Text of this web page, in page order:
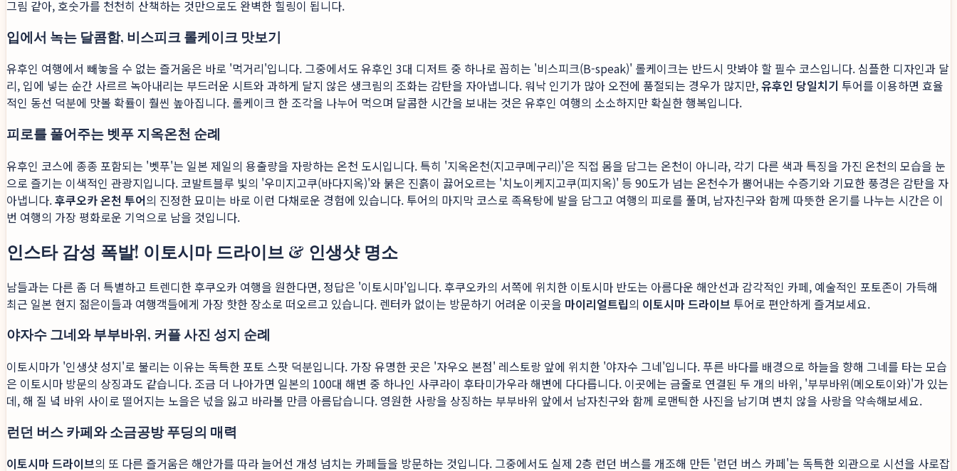
그림 같아, 호숫가를 천천히 산책하는 것만으로도 완벽한 힐링이 됩니다.
입에서 녹는 달콤함, 비스피크 롤케이크 맛보기
유후인 여행에서 빼놓을 수 없는 즐거움은 바로 '먹거리'입니다. 그중에서도 유후인 3대 디저트 중 하나로 꼽히는 '비스피크(B-speak)' 롤케이크는 반드시 맛봐야 할 필수 코스입니다. 심플한 디자인과 달
리, 입에 넣는 순간 사르르 녹아내리는 부드러운 시트와 과하게 달지 않은 생크림의 조화는 감탄을 자아냅니다. 워낙 인기가 많아 오전에 품절되는 경우가 많지만,유후인 당일치기 투어를 이용하면 효율
적인 동선 덕분에 맛볼 확률이 훨씬 높아집니다. 롤케이크 한 조각을 나누어 먹으며 달콤한 시간을 보내는 것은 유후인 여행의 소소하지만 확실한 행복입니다.
피로를 풀어주는 벳푸 지옥온천 순례
유후인 코스에 종종 포함되는 '벳푸'는 일본 제일의 용출량을 자랑하는 온천 도시입니다. 특히 '지옥온천(지고쿠메구리)'은 직접 몸을 담그는 온천이 아니라, 각기 다른 색과 특징을 가진 온천의 모습을 눈
으로 즐기는 이색적인 관광지입니다. 코발트블루 빛의 '우미지고쿠(바다지옥)'와 붉은 진흙이 끓어오르는 '치노이케지고쿠(피지옥)' 등 90도가 넘는 온천수가 뿜어내는 수증기와 기묘한 풍경은 감탄을 자
아냅니다.후쿠오카 온천 투어의 진정한 묘미는 바로 이런 다채로운 경험에 있습니다. 투어의 마지막 코스로 족욕탕에 발을 담그고 여행의 피로를 풀며, 남자친구와 함께 따뜻한 온기를 나누는 시간은 이
번 여행의 가장 평화로운 기억으로 남을 것입니다.
인스타 감성 폭발! 이토시마 드라이브 & 인생샷 명소
남들과는 다른 좀 더 특별하고 트렌디한 후쿠오카 여행을 원한다면, 정답은 '이토시마'입니다. 후쿠오카의 서쪽에 위치한 이토시마 반도는 아름다운 해안선과 감각적인 카페, 예술적인 포토존이 가득해
최근 일본 현지 젊은이들과 여행객들에게 가장 핫한 장소로 떠오르고 있습니다. 렌터카 없이는 방문하기 어려운 이곳을 마이리얼트립의 이토시마 드라이브 투어로 편안하게 즐겨보세요.
야자수 그네와 부부바위, 커플 사진 성지 순례
이토시마가 '인생샷 성지'로 불리는 이유는 독특한 포토 스팟 덕분입니다. 가장 유명한 곳은 '자우오 본점' 레스토랑 앞에 위치한 '야자수 그네'입니다. 푸른 바다를 배경으로 하늘을 향해 그네를 타는 모습
은 이토시마 방문의 상징과도 같습니다. 조금 더 나아가면 일본의 100대 해변 중 하나인 사쿠라이 후타미가우라 해변에 다다릅니다. 이곳에는 금줄로 연결된 두 개의 바위, '부부바위(메오토이와)'가 있는
데, 해 질 녘 바위 사이로 떨어지는 노을은 넋을 잃고 바라볼 만큼 아름답습니다. 영원한 사랑을 상징하는 부부바위 앞에서 남자친구와 함께 로맨틱한 사진을 남기며 변치 않을 사랑을 약속해보세요.
런던 버스 카페와 소금공방 푸딩의 매력
이토시마 드라이브의 또 다른 즐거움은 해안가를 따라 늘어선 개성 넘치는 카페들을 방문하는 것입니다. 그중에서도 실제 2층 런던 버스를 개조해 만든 '런던 버스 카페'는 독특한 외관으로 시선을 사로잡